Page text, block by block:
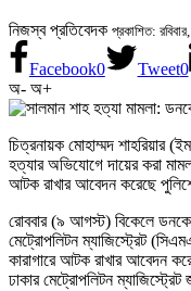
নিজস্ব প্রতিবেদক প্রকাশিত:
Facebook0 Tweet0
অ- অ+
চিত্রনায়ক মোহাম্মদ শাহরিয়ার
হত্যার অভিযোগে দায়ের করা
আটক রাখার আবেদন করেছে
রোববার (৯ আগস্ট) বিকেলে
মেট্রোপলিটন ম্যাজিস্ট্রেট
কারাগারে আটক রাখার আবেদন
ঢাকার মেট্রোপলিটন